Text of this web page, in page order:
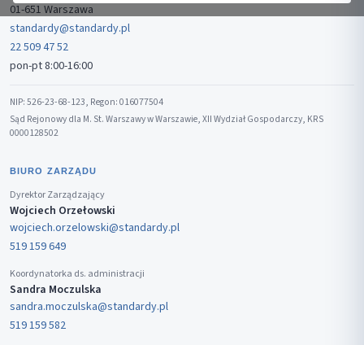
01-651 Warszawa
standardy@standardy.pl
22 509 47 52
pon-pt 8:00-16:00
NIP: 526-23-68-123, Regon: 016077504
Sąd Rejonowy dla M. St. Warszawy w Warszawie, XII Wydział Gospodarczy, KRS
0000128502
BIURO ZARZĄDU
Dyrektor Zarządzający
Wojciech Orzełowski
wojciech.orzelowski@standardy.pl
519 159 649
Koordynatorka ds. administracji
Sandra Moczulska
sandra.moczulska@standardy.pl
519 159 582